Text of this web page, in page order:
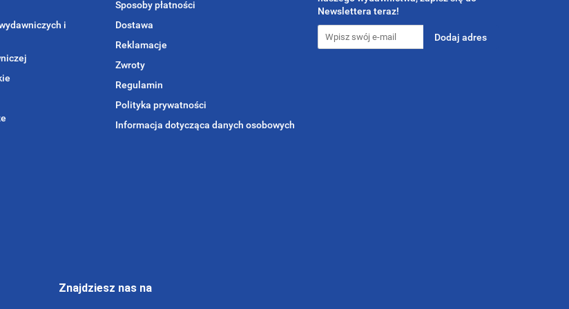
i
Sposoby płatności
Dostawa
Reklamacje
Zwroty
Regulamin
Polityka prywatności
Informacja dotycząca danych osobowych
Newslettera teraz!
Znajdziesz nas na